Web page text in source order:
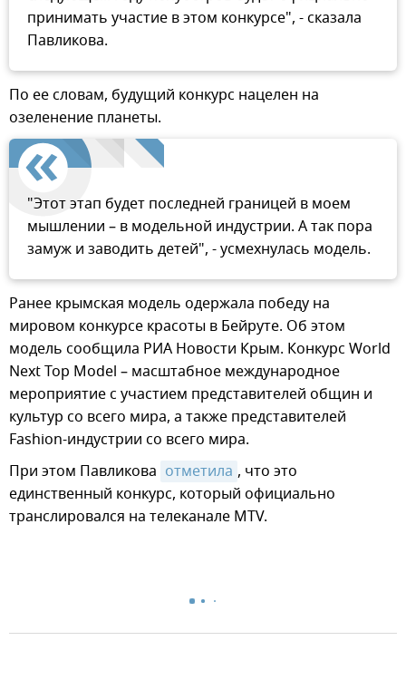
принимать участие в этом конкурсе", - сказала
Павликова.
По ее словам, будущий конкурс нацелен на
озеленение планеты.
"Этот этап будет последней границей в моем
мышлении – в модельной индустрии. А так пора
замуж и заводить детей", - усмехнулась модель.
Ранее крымская модель одержала победу на
мировом конкурсе красоты в Бейруте. Об этом
модель сообщила РИА Новости Крым. Конкурс World
Next Top Model – масштабное международное
мероприятие с участием представителей общин и
культур со всего мира, а также представителей
Fashion-индустрии со всего мира.
При этом Павликова отметила , что это
единственный конкурс, который официально
транслировался на телеканале MTV.